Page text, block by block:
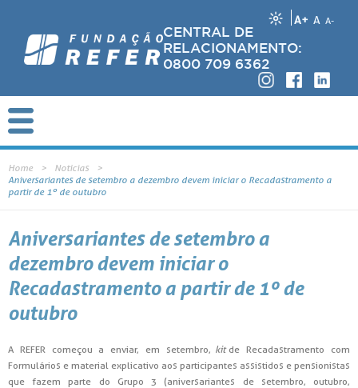
A+ A A-
CENTRAL DE
RELACIONAMENTO:
0800 709 6362
Home
Notícias
Aniversariantes de setembro a dezembro devem iniciar o Recadastramento a
partir de 1º de outubro
Aniversariantes de setembro a
dezembro devem iniciar o
Recadastramento a partir de 1º de
outubro
A REFER começou a enviar, em setembro, kitde Recadastramento com
Formulários e material explicativo aos participantes assistidos e pensionistas
que fazem parte do Grupo 3 (aniversariantes de setembro, outubro,